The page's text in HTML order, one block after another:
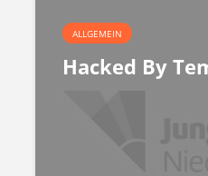
ALLGEMEIN
Hacked By